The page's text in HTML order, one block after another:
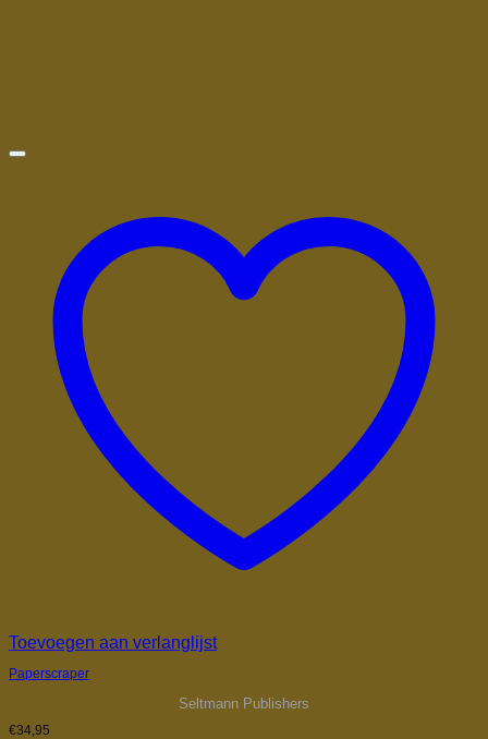
Toevoegen aan verlanglijst
Paperscraper
Seltmann Publishers
€34,95